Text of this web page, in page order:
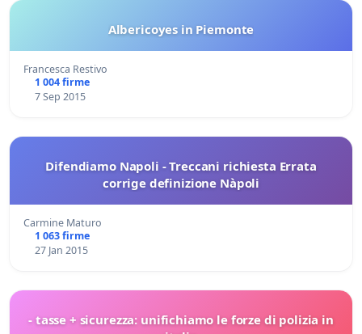
Albericoyes in Piemonte
Francesca Restivo
1 004 firme
7 Sep 2015
Difendiamo Napoli - Treccani richiesta Errata
corrige definizione Nàpoli
Carmine Maturo
1 063 firme
27 Jan 2015
- tasse + sicurezza: unifichiamo le forze di polizia in